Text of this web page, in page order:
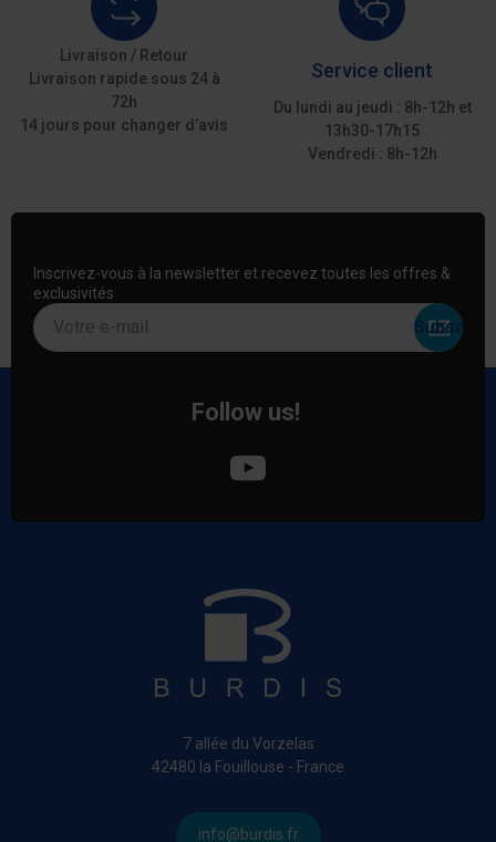
Livraison / Retour
Livraison rapide sous 24 à
72h
14 jours pour changer d’avis
Service client
Du lundi au jeudi : 8h-12h et
13h30-17h15
Vendredi : 8h-12h
Inscrivez-vous à la newsletter et recevez toutes les offres &
exclusivités
Votre e-mail
Follow us!
7 allée du Vorzelas
42480 la Fouillouse - France
info@burdis.fr